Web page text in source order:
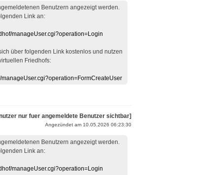
Benutzern angezeigt werden.
Link an:
manageUser.cgi?operation=Login
über folgenden Link kostenlos und nutzen
Friedhofs:
nur fuer angemeldete Benutzer sichtbar]
Angezündet am 10.05.2026 06:23:30
Benutzern angezeigt werden.
Link an:
manageUser.cgi?operation=Login